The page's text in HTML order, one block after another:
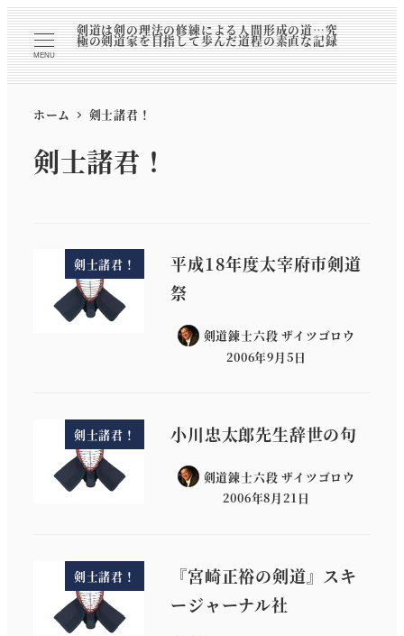
MENU
剣道は剣の理法の修練による人間形成の道…究
極の剣道家を目指して歩んだ道程の素直な記録
ホーム 剣士諸君！
剣士諸君！
剣士諸君！
平成18年度太宰府市剣道
祭
剣道錬士六段 ザイツゴロウ
2006年9月5日
剣士諸君！ 小川忠太郎先生辞世の句
剣道錬士六段 ザイツゴロウ
2006年8月21日
剣士諸君！
『宮崎正裕の剣道』スキ
ージャーナル社